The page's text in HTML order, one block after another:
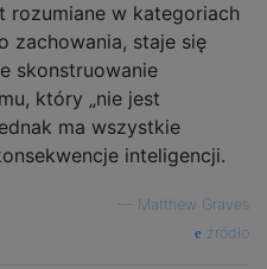
rozumiane w kategoriach
zachowania, staje się
skonstruowanie
który „nie jest
ma wszystkie
inteligencji.
Matthew Graves
źródło